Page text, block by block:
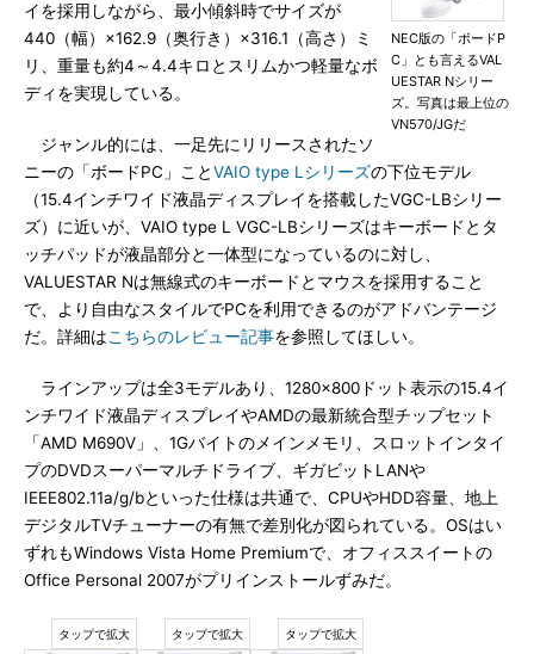
NEC版の「ボードP
C」とも言えるVAL
UESTAR Nシリー
ズ。写真は最上位の
VN570/JGだ
イを採用しながら、最小傾斜時でサイズが
440（幅）×162.9（奥行き）×316.1（高さ）ミ
リ、重量も約4～4.4キロとスリムかつ軽量なボ
ディを実現している。
ジャンル的には、一足先にリリースされたソ
ニーの「ボードPC」ことVAIO type Lシリーズの下位モデル
（15.4インチワイド液晶ディスプレイを搭載したVGC-LBシリー
ズ）に近いが、VAIO type L VGC-LBシリーズはキーボードとタ
ッチパッドが液晶部分と一体型になっているのに対し、
VALUESTAR Nは無線式のキーボードとマウスを採用すること
で、より自由なスタイルでPCを利用できるのがアドバンテージ
だ。詳細はこちらのレビュー記事を参照してほしい。
ラインアップは全3モデルあり、1280×800ドット表示の15.4イ
ンチワイド液晶ディスプレイやAMDの最新統合型チップセット
「AMD M690V」、1Gバイトのメインメモリ、スロットインタイ
プのDVDスーパーマルチドライブ、ギガビットLANや
IEEE802.11a/g/bといった仕様は共通で、CPUやHDD容量、地上
デジタルTVチューナーの有無で差別化が図られている。OSはい
ずれもWindows Vista Home Premiumで、オフィススイートの
Office Personal 2007がプリインストールずみだ。